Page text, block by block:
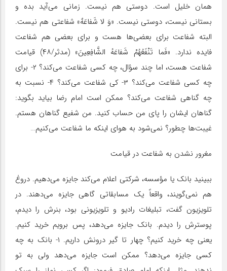
همان خلیل است. دوستی هم نیست. زمانی می‌آید بده و
بستانی نیست، دوستی نیست. «وَ لا شَفاعَهٌ» شفاعتی هم نیست.
البته شفاعت برای بعضی‌ها هست و برای بعضی هم شفاعت
فایده ندارد. «فَما تَنْفَعُهُمْ‏ شَفاعَهُ الشَّافِعِینَ» (مدثر/۴۸) قیامت
شفاعت هست، اما چند سؤال، چه کسی شفاعت می‌کند؟ ۲- برای
چه کسی شفاعت می‌کند؟ ۳- کی شفاعت می‌کند؟ ۴- نسبت به
چه گناهی شفاعت می‌کند؟ ممکن است امام رضا بیاید بگوید:
گناهان ایشان را پای من حساب کنید. من شفیع گناهان هستم.
غیبت‌ها چطور؟ نمی‌شود به هوای اینکه ما شفاعت می‌کنیم…
مغرور نشدن به شفاعت در قیامت
ببینید بانک یا مؤسسه، شرکتی اعلام می‌کند جایزه می‌دهیم. دروغ
هم نمی‌گویند، واقعاً یک مسابقاتی گاهی جایزه می‌دهند. در
تلویزیون گفت، تبلیغات رادیو و تلویزیونی بود، بنرش را دیدم،
پوسترش را دیدم. بانک جایزه می‌دهد، پس برویم خرید کنیم.
یعنی چه خرید کنیم؟ چهار تا گیر درونش داریم. ۱- بانک به چه
کسی جایزه می‌دهد؟ ممکن است جایزه می‌دهد ولی به تو